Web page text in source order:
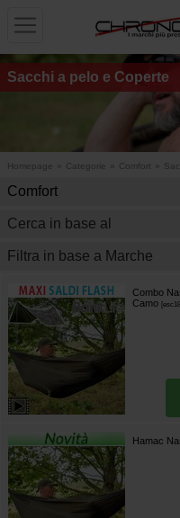
Sacchi a pelo e Coperte
Homepage Categorie Comfort
Comfort
Cerca in base al
Filtra in base a Marche
Combo
Camo [
Hamac